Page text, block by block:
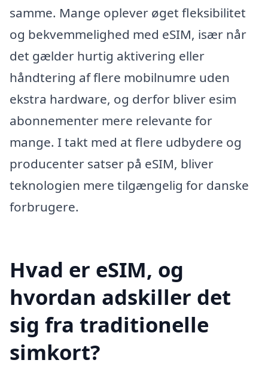
samme. Mange oplever øget fleksibilitet
og bekvemmelighed med eSIM, især når
det gælder hurtig aktivering eller
håndtering af flere mobilnumre uden
ekstra hardware, og derfor bliver esim
abonnementer mere relevante for
mange. I takt med at flere udbydere og
producenter satser på eSIM, bliver
teknologien mere tilgængelig for danske
forbrugere.
Hvad er eSIM, og
hvordan adskiller det
sig fra traditionelle
simkort?